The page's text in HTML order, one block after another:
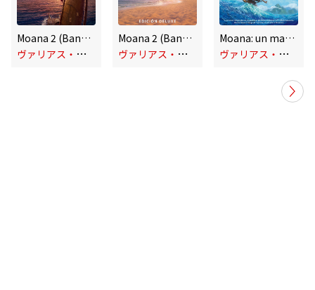
Moana 2 (Banda Sonora Original)
ヴ
ァリアス・アーティスト
Moana 2 (Banda Sonora Original/Edición Deluxe)
ヴ
ァリアス・アーティスト
Moana: un mar de aventuras (Sonora Original en Español)
ヴ
ァリアス・アーティスト